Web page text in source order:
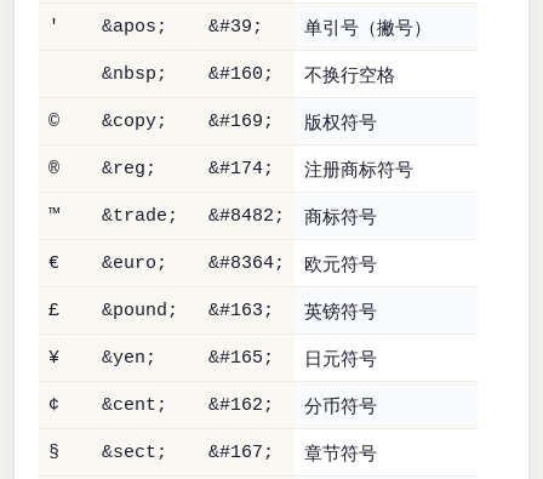
' &apos; &#39; 单引号（撇号）
&nbsp; &#160; 不换行空格
© &copy; &#169; 版权符号
® &reg; &#174; 注册商标符号
™ &trade; &#8482; 商标符号
€ &euro; &#8364; 欧元符号
£ &pound; &#163; 英镑符号
¥ &yen; &#165; 日元符号
¢ &cent; &#162; 分币符号
§ &sect; &#167; 章节符号